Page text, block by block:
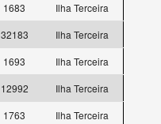
1683
Ilha Terceira
32183
Ilha Terceira
1693
Ilha Terceira
12992
Ilha Terceira
1763
Ilha Terceira